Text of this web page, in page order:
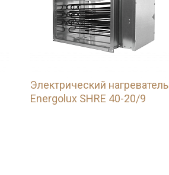
Электрический нагреватель
Energolux SHRE 40-20/9